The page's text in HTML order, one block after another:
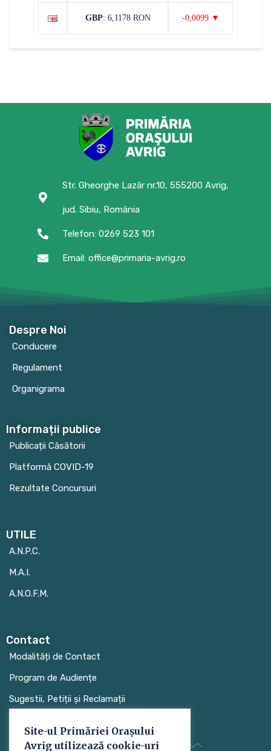
GBP: 6,1178 RON -0,0099 ▼
Str. Gheorghe Lazăr nr.10, 555200 Avrig,
jud. Sibiu, România
Telefon: 0269 523 101
Email: office@primaria-avrig.ro
Despre Noi
Conducere
Regulament
Organigrama
Informații publice
Publicații Căsătorii
Platformă COVID-19
Rezultate Concursuri
UTILE
A.N.P.C.
M.A.I.
A.N.O.F.M.
Contact
Modalități de Contact
Program de Audiențe
Sugestii, Petiții și Reclamații
Site-ul Primăriei Orașului
Avrig utilizează cookie-uri